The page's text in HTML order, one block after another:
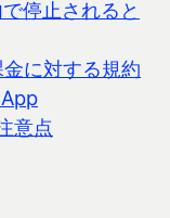
停止されると
に対する規約
意点